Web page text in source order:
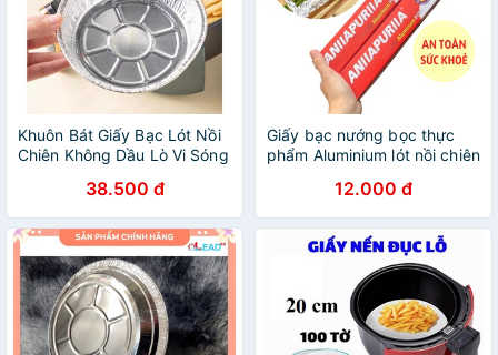
Khuôn Bát Giấy Bạc Lót Nồi
Chiên Không Dầu Lò Vi Sóng
38.500 đ
Giấy bạc nướng bọc thực
phẩm Aluminium lót nồi chiên
12.000 đ